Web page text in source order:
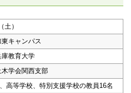
土）
キャンパス
庫教育大学
学会関西支部
高等学校、特別支援学校の教員16名